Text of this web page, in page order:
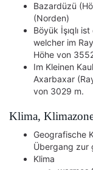
Bazardüzü
(Norden)
Böyük İşıqlı
welcher im
Höhe von
Im Kleinen
Axarbaxar
von 3029 m.
Klima,
Geografische
Übergang zur
Klima